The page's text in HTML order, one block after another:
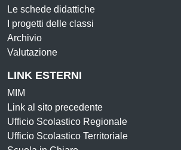
Le schede didattiche
I progetti delle classi
Archivio
Valutazione
LINK ESTERNI
MIM
Link al sito precedente
Ufficio Scolastico Regionale
Ufficio Scolastico Territoriale